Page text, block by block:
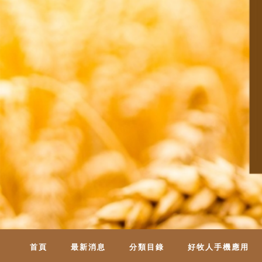
首頁 最新消息 分類目錄 好牧人手機應用